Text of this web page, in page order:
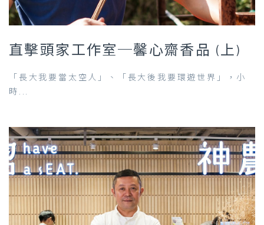
直擊頭家工作室─馨心齋香品 (上)
「長大我要當太空人」、「長大後我要環遊世界」，小
時...